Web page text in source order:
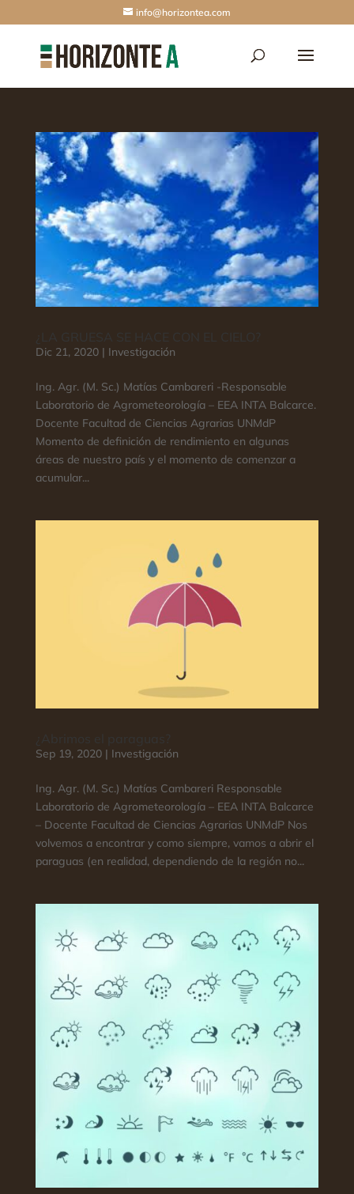
info@horizontea.com
Dic 21, 2020| Investigación
Ing. Agr. (M. Sc.) Matías Cambareri -Responsable
Laboratorio de Agrometeorología – EEA INTA Balcarce.
Docente Facultad de Ciencias Agrarias UNMdP
Momento de definición de rendimiento en algunas
áreas de nuestro país y el momento de comenzar a
acumular...
Sep 19, 2020| Investigación
Ing. Agr. (M. Sc.) Matías Cambareri Responsable
Laboratorio de Agrometeorología – EEA INTA Balcarce
– Docente Facultad de Ciencias Agrarias UNMdP Nos
volvemos a encontrar y como siempre, vamos a abrir el
paraguas (en realidad, dependiendo de la región no...